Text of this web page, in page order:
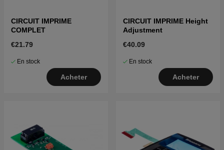
CIRCUIT IMPRIME
COMPLET
€21.79
En stock
Acheter
CIRCUIT IMPRIME Height
Adjustment
€40.09
En stock
Acheter